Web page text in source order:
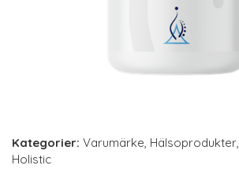
Kategorier: Varumärke, Hälsoprodukter,
Holistic